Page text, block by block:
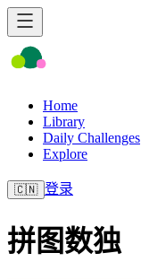
Home
Library
Daily Challenges
Explore
🇨🇳 登录
拼图数独